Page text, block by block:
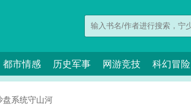
都市情感 历史军事 网游竞技 科幻冒险
盘系统守山河